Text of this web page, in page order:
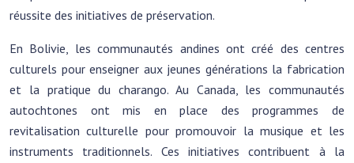
réussite des initiatives de préservation.
En Bolivie, les communautés andines ont créé des centres
culturels pour enseigner aux jeunes générations la fabrication
et la pratique du charango. Au Canada, les communautés
autochtones ont mis en place des programmes de
revitalisation culturelle pour promouvoir la musique et les
instruments traditionnels. Ces initiatives contribuent à la